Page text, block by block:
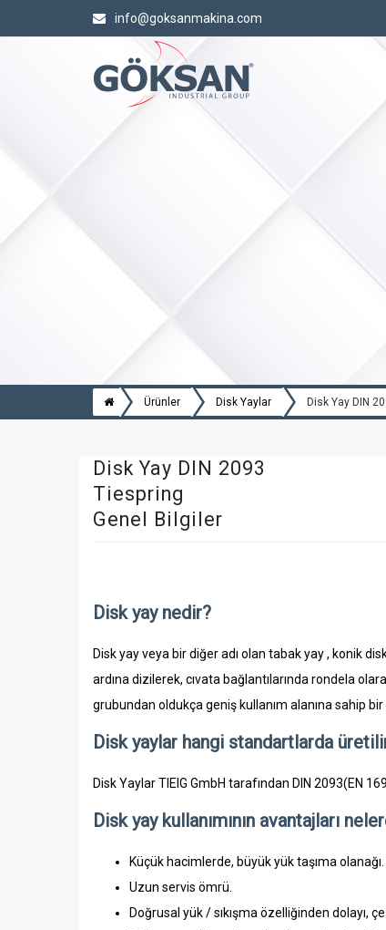
info@goksanmakina.com
Ürünler Disk Yaylar Disk Yay DIN
Disk Yay DIN 2093
Tiespring
Genel Bilgiler
Disk yay nedir?
Disk yay veya bir diğer adı olan tabak yay , konik
ardına dizilerek, cıvata bağlantılarında rondela
grubundan oldukça geniş kullanım alanına sahip bir
Disk yaylar hangi standartlarda
Disk Yaylar TIEIG GmbH tarafından DIN 2093(EN
Disk yay kullanımının avantajları
Küçük hacimlerde, büyük yük taşıma olanağı.
Uzun servis ömrü.
Doğrusal yük / sıkışma özelliğinden dolayı,